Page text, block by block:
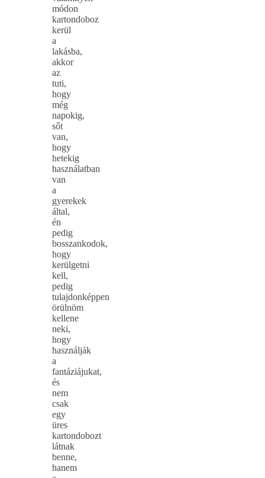
módon
kartondoboz
kerül
a
lakásba,
akkor
az
tuti,
hogy
még
napokig,
sőt
van,
hogy
hetekig
használatban
van
a
gyerekek
által,
én
pedig
bosszankodok,
hogy
kerülgetni
kell,
pedig
tulajdonképpen
örülnöm
kellene
neki,
hogy
használják
a
fantáziájukat,
és
nem
csak
egy
üres
kartondobozt
látnak
benne,
hanem